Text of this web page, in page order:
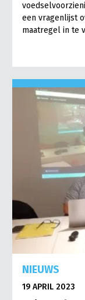
een vragenlijst
maatregel in te
NIEUWS
19 APRIL 2023